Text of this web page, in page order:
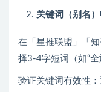
关键词（别名
在「星推联盟」「
择3-4字短词（如“全
验证关键词有效性